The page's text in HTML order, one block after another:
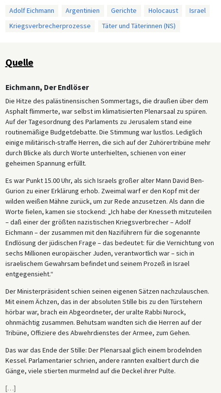
Adolf Eichmann
Argentinien Gerichte Holocaust
Israel
Kriegsverbrecherprozesse
Täter und Täterinnen (NS)
Quelle
Eichmann, Der Endlöser
Die Hitze des palästinensischen Sommertags, die draußen über dem
Asphalt flimmerte, war selbst im klimatisierten Plenarsaal zu spüren.
Auf der Tagesordnung des Parlaments zu Jerusalem stand eine
routinemäßige Budgetdebatte. Die Stimmung war lustlos. Lediglich
einige militärisch-straffe Herren, die sich auf der Zuhörertribüne mehr
durch Blicke als durch Worte unterhielten, schienen von einer
geheimen Spannung erfüllt.
Es war Punkt 15.00 Uhr, als sich Israels großer alter Mann David Ben-
Gurion zu einer Erklärung erhob. Zweimal warf er den Kopf mit der
wilden weißen Mähne zurück, um zur Rede anzusetzen. Als dann die
Worte fielen, kamen sie stockend: „Ich habe der Knesseth mitzuteilen
– daß einer der größten nazistischen Kriegsverbrecher – Adolf
Eichmann – der zusammen mit den Naziführern für die sogenannte
Endlösung der jüdischen Frage – das bedeutet: für die Vernichtung von
sechs Millionen europäischer Juden, verantwortlich war – sich in
israelischem Gewahrsam befindet und seinem Prozeß in Israel
entgegensieht.“
Der Ministerpräsident schien seinen eigenen Sätzen nachzulauschen.
Mit einem Ächzen, das in der absoluten Stille bis zu den Türstehern
hörbar war, brach ein Abgeordneter, der uralte Rabbi Nurock,
ohnmächtig zusammen. Behutsam wandten sich die Herren auf der
Tribüne, Offiziere des Abwehrdienstes der Armee, zum Gehen.
Das war das Ende der Stille: Der Plenarsaal glich einem brodelnden
Kessel. Parlamentarier schrien, andere rannten exaltiert durch die
Gänge, viele stierten murmelnd auf die Deckel ihrer Pulte.
[…]